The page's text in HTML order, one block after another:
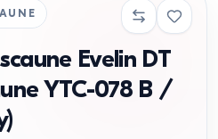
Evelin DT
YTC-078 B /